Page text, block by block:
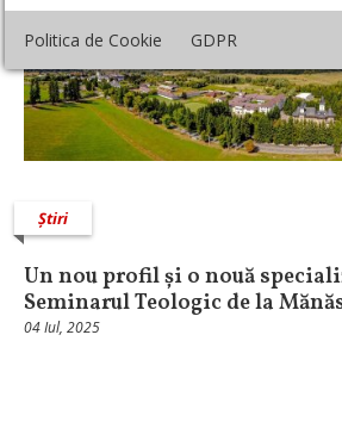
Politica de Cookie GDPR
Știri
Un nou profil și o nouă
Seminarul Teologic de la
04 Iul, 2025